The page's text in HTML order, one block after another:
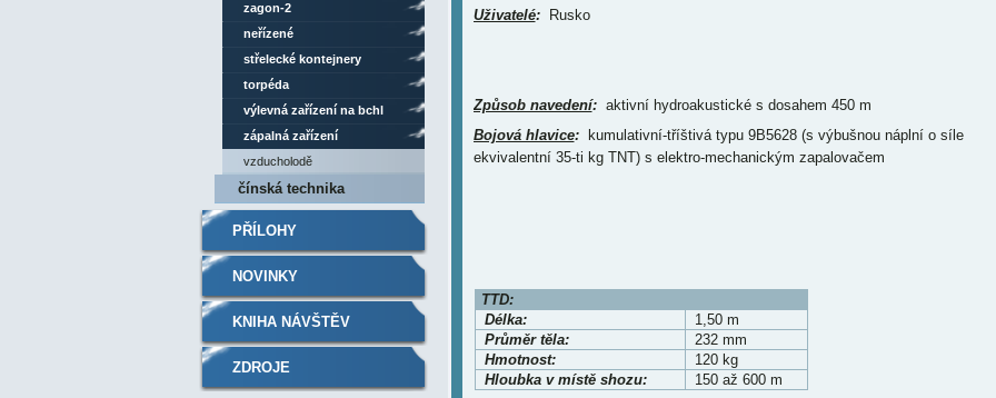
Uživatelé:Rusko
Způsob navedení:aktivní hydroakustické s dosahem 450 m
Bojová hlavice:kumulativní-tříštivá typu 9B5628 (s výbušnou náplní o síle
ekvivalentní 35-ti kg TNT) s elektro-mechanickým zapalovačem
TTD:
Délka:
1,50 m
Průměr těla:
232 mm
Hmotnost:
120 kg
Hloubka v místě shozu:
150 až 600 m
zagon-2
neřízené
střelecké kontejnery
torpéda
výlevná zařízení na bchl
zápalná zařízení
vzducholodě
čínská technika
PŘÍLOHY
NOVINKY
KNIHA NÁVŠTĚV
ZDROJE